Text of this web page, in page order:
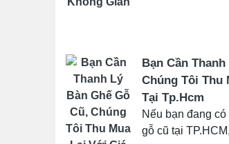
Bạn Cần
Chúng Tôi Thu
Tại Tp.Hcm
Nếu bạn đang
gỗ cũ tại